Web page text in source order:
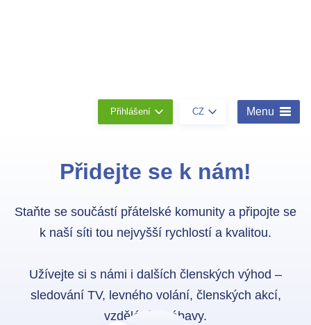
Přihlášení CZ Menu
Přidejte se k nám!
Staňte se součástí přátelské komunity a připojte se
k naší síti tou nejvyšší rychlostí a kvalitou.
Užívejte si s námi i dalších členských výhod –
sledování TV, levného volání, členských akcí,
vzdělání a zábavy.